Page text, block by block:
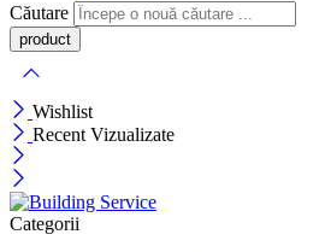
Căutare
Wishlist
Recent Vizualizate
Categorii